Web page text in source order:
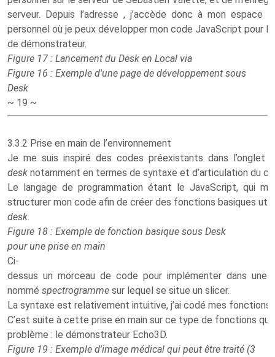
serveur. Depuis l’adresse , j’accède donc à mon espace
personnel où je peux développer mon code JavaScript pour
de démonstrateur.
Figure 17 : Lancement du Desk en Local via
Figure 16 : Exemple d'une page de développement sous
Desk
~ 19 ~
3.3.2 Prise en main de l’environnement
Je me suis inspiré des codes préexistants dans l’onglet
desk notamment en termes de syntaxe et d’articulation du
Le langage de programmation étant le JavaScript, qui
structurer mon code afin de créer des fonctions basiques
desk.
Figure 18 : Exemple de fonction basique sous Desk
pour une prise en main
Ci-
dessus un morceau de code pour implémenter dans
nommé spectrogramme sur lequel se situe un slicer.
La syntaxe est relativement intuitive, j’ai codé mes fonctions
C’est suite à cette prise en main sur ce type de fonctions
problème : le démonstrateur Echo3D.
Figure 19 : Exemple d'image médical qui peut être traité (3